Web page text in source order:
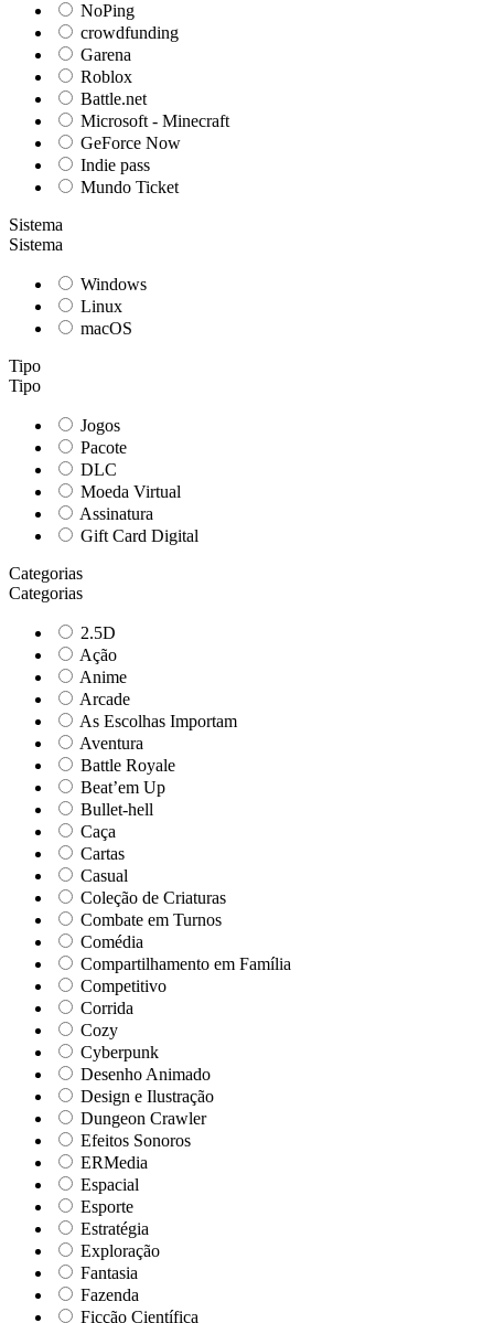
NoPing
crowdfunding
Garena
Roblox
Battle.net
Microsoft - Minecraft
GeForce Now
Indie pass
Mundo Ticket
Sistema
Sistema
Windows
Linux
macOS
Tipo
Tipo
Jogos
Pacote
DLC
Moeda Virtual
Assinatura
Gift Card Digital
Categorias
Categorias
2.5D
Ação
Anime
Arcade
As Escolhas Importam
Aventura
Battle Royale
Beat’em Up
Bullet-hell
Caça
Cartas
Casual
Coleção de Criaturas
Combate em Turnos
Comédia
Compartilhamento em Família
Competitivo
Corrida
Cozy
Cyberpunk
Desenho Animado
Design e Ilustração
Dungeon Crawler
Efeitos Sonoros
ERMedia
Espacial
Esporte
Estratégia
Exploração
Fantasia
Fazenda
Ficção Científica